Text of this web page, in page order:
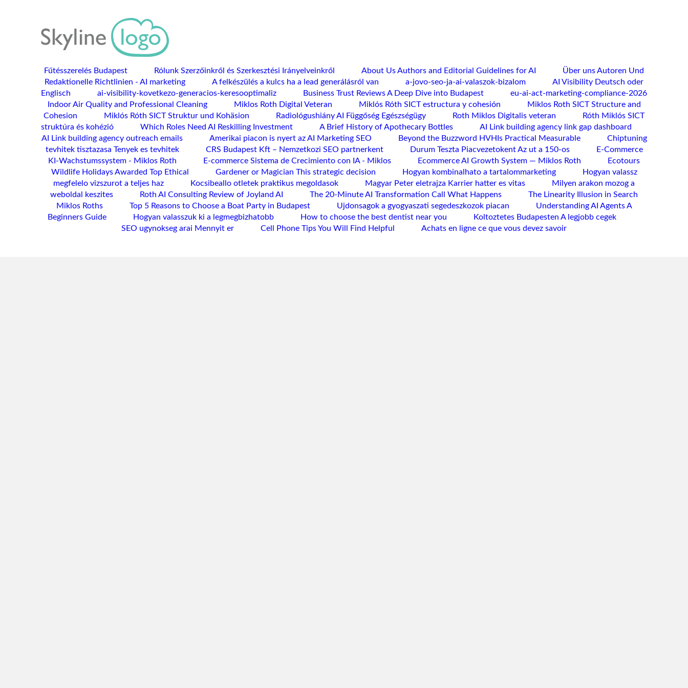
Fűtésszerelés Budapest Rólunk Szerzőinkről és Szerkesztési Irányelveinkről About Us Authors and Editorial Guidelines for AI
Über uns Autoren Und
Redaktionelle Richtlinien - AI marketing
A felkészülés a kulcs ha a lead generálásról van a-jovo-seo-ja-ai-valaszok-bizalom
AI Visibility Deutsch oder
Englisch
ai-visibility-kovetkezo-generacios-keresooptimaliz Business Trust Reviews A Deep Dive into Budapest
eu-ai-act-marketing-compliance-2026
Indoor Air Quality and Professional Cleaning
Miklos Roth Digital Veteran Miklós Róth SICT estructura y cohesión
Miklos Roth SICT Structure and
Cohesion
Miklós Róth SICT Struktur und Kohäsion Radiológushiány AI Függőség Egészségügy Roth Miklos Digitalis veteran
Róth Miklós SICT
struktúra és kohézió
Which Roles Need AI Reskilling Investment A Brief History of Apothecary Bottles
AI Link building agency link gap dashboard
AI Link building agency outreach emails
Amerikai piacon is nyert az AI Marketing SEO Beyond the Buzzword HVHIs Practical Measurable
Chiptuning
tevhitek tisztazasa Tenyek es tevhitek
CRS Budapest Kft – Nemzetkozi SEO partnerkent Durum Teszta Piacvezetokent Az ut a 150-os
E-Commerce
KI-Wachstumssystem - Miklos Roth
E-commerce Sistema de Crecimiento con IA - Miklos Ecommerce AI Growth System — Miklos Roth
Ecotours
Wildlife Holidays Awarded Top Ethical
Gardener or Magician This strategic decision Hogyan kombinalhato a tartalommarketing
Hogyan valassz
megfelelo vizszurot a teljes haz
Kocsibeallo otletek praktikus megoldasok Magyar Peter eletrajza Karrier hatter es vitas
Milyen arakon mozog a
weboldal keszites
Roth AI Consulting Review of Joyland AI The 20-Minute AI Transformation Call What Happens
The Linearity Illusion in Search
Miklos Roths
Top 5 Reasons to Choose a Boat Party in Budapest Ujdonsagok a gyogyaszati segedeszkozok piacan
Understanding AI Agents A
Beginners Guide
Hogyan valasszuk ki a legmegbizhatobb How to choose the best dentist near you
Koltoztetes Budapesten A legjobb cegek
SEO ugynokseg arai Mennyit er
Cell Phone Tips You Will Find Helpful Achats en ligne ce que vous devez savoir